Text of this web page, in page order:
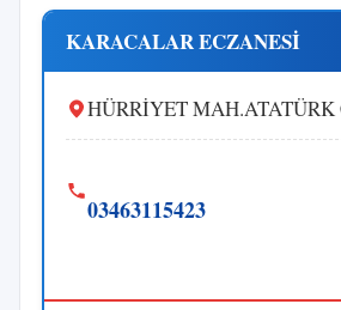
KARACALAR ECZANESİ
HÜRRİYET MAH.ATATÜRK
03463115423